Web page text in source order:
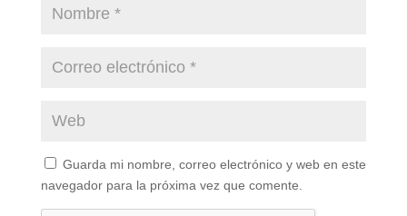
Guarda mi nombre, correo electrónico y web en este
navegador para la próxima vez que comente.